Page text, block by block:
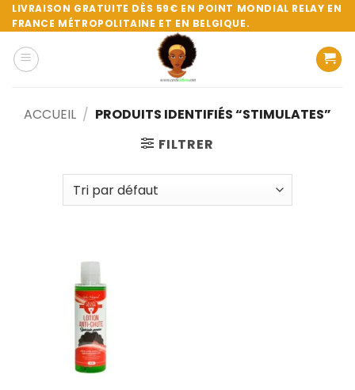
Passer
au
contenu
LIVRAISON GRATUITE DÈS 59€ EN POINT MONDIAL RELAY EN
FRANCE MÉTROPOLITAINE ET EN BELGIQUE.
ACCUEIL / PRODUITS IDENTIFIÉS “STIMULATES”
FILTRER